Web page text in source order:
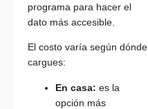
programa para hacer el
dato más accesible.
El costo varía según dónde
cargues:
En casa: es la
opción más